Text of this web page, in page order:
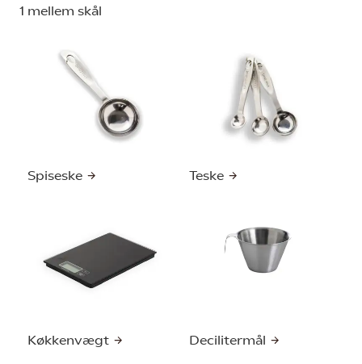
1 mellem skål
Spiseske Teske
Køkkenvægt Decilitermål